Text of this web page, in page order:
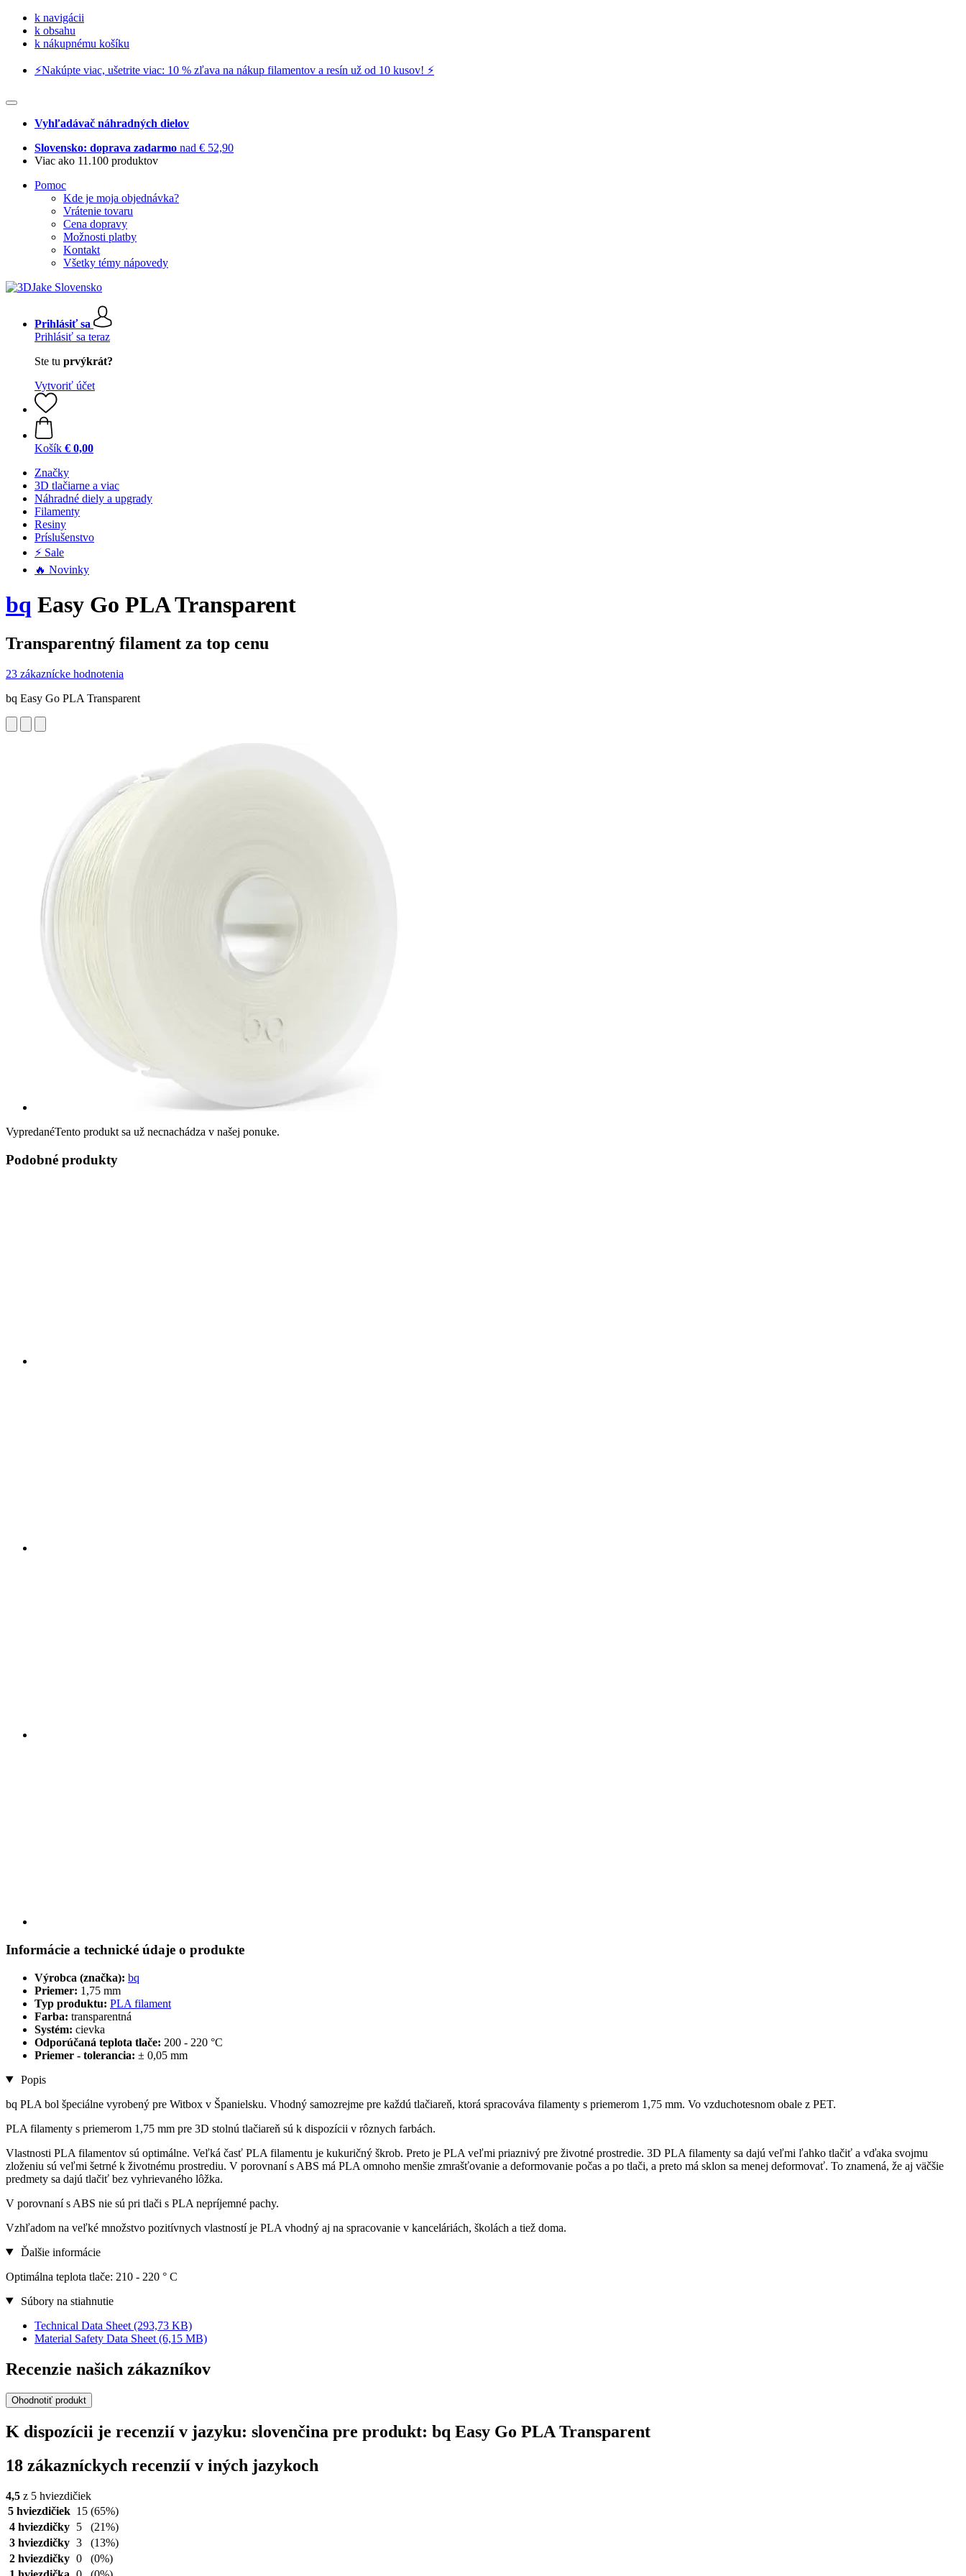
k navigácii
k obsahu
k nákupnému košíku
⚡️Nakúpte viac, ušetrite viac: 10 % zľava na nákup filamentov a resín už od 10 kusov! ⚡️
Vyhľadávač náhradných dielov
Slovensko: doprava zadarmo nad € 52,90
Viac ako 11.100 produktov
Pomoc
Kde je moja objednávka?
Vrátenie tovaru
Cena dopravy
Možnosti platby
Kontakt
Všetky témy nápovedy
Prihlásiť sa
Prihlásiť sa teraz
Ste tu prvýkrát?
Vytvoriť účet
Košík € 0,00
Značky
3D tlačiarne a viac
Náhradné diely a upgrady
Filamenty
Resiny
Príslušenstvo
⚡ Sale
🔥 Novinky
bq Easy Go PLA Transparent
Transparentný filament za top cenu
23 zákaznícke hodnotenia
bq Easy Go PLA Transparent
VypredanéTento produkt sa už necnachádza v našej ponuke.
Podobné produkty
Informácie a technické údaje o produkte
Výrobca (značka): bq
Priemer: 1,75 mm
Typ produktu: PLA filament
Farba: transparentná
Systém: cievka
Odporúčaná teplota tlače: 200 - 220 °C
Priemer - tolerancia: ± 0,05 mm
Popis
bq PLA bol špeciálne vyrobený pre Witbox v Španielsku. Vhodný samozrejme pre každú tlačiareň, ktorá spracováva filamenty s priemerom 1,75 mm. Vo vzduchotesnom obale z PET.
PLA filamenty s priemerom 1,75 mm pre 3D stolnú tlačiareň sú k dispozícii v rôznych farbách.
Vlastnosti PLA filamentov sú optimálne. Veľká časť PLA filamentu je kukuričný škrob. Preto je PLA veľmi priaznivý pre životné prostredie. 3D PLA filamenty sa dajú veľmi ľahko tlačiť a vďaka svojmu
zloženiu sú veľmi šetrné k životnému prostrediu. V porovnaní s ABS má PLA omnoho menšie zmrašťovanie a deformovanie počas a po tlači, a preto má sklon sa menej deformovať. To znamená, že aj väčšie
predmety sa dajú tlačiť bez vyhrievaného lôžka.
V porovnaní s ABS nie sú pri tlači s PLA nepríjemné pachy.
Vzhľadom na veľké množstvo pozitívnych vlastností je PLA vhodný aj na spracovanie v kanceláriách, školách a tiež doma.
Ďalšie informácie
Optimálna teplota tlače: 210 - 220 ° C
Súbory na stiahnutie
Technical Data Sheet (293,73 KB)
Material Safety Data Sheet (6,15 MB)
Recenzie našich zákazníkov
Ohodnotiť produkt
K dispozícii je recenzií v jazyku: slovenčina pre produkt: bq Easy Go PLA Transparent
18 zákazníckych recenzií v iných jazykoch
4,5 z 5 hviezdičiek
5 hviezdičiek 15 (65%)
4 hviezdičky
5
(21%)
3 hviezdičky 3
(13%)
2 hviezdičky 0
(0%)